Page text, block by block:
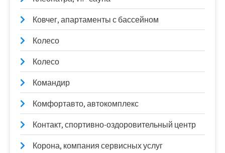
Ковчег, апартаменты с бассейном
Колесо
Колесо
Командир
Комфортавто, автокомплекс
Контакт, спортивно-оздоровительный центр
Корона, компания сервисных услуг